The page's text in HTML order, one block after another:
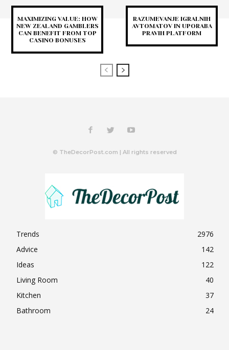
MAXIMIZING VALUE: HOW
NEW ZEALAND GAMBLERS
CAN BENEFIT FROM TOP
CASINO BONUSES
RAZUMEVANJE IGRALNIH
AVTOMATOV IN UPORABA
PRAVIH PLATFORM
© TheDecorPost.com | All rights reserved
Trends
2976
Advice
142
Ideas
122
Living Room
40
Kitchen
37
Bathroom
24